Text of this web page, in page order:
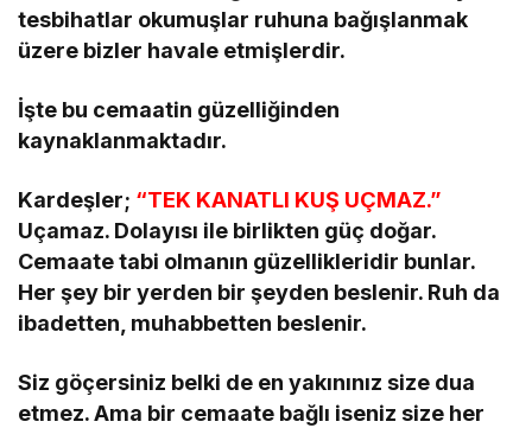
tesbihatlar okumuşlar ruhuna bağışlanmak
üzere bizler havale etmişlerdir.
İşte bu cemaatin güzelliğinden
kaynaklanmaktadır.
Kardeşler; “TEK KANATLI KUŞ UÇMAZ.”
Uçamaz. Dolayısı ile birlikten güç doğar.
Cemaate tabi olmanın güzellikleridir bunlar.
Her şey bir yerden bir şeyden beslenir. Ruh da
ibadetten, muhabbetten beslenir.
Siz göçersiniz belki de en yakınınız size dua
etmez. Ama bir cemaate bağlı iseniz size her